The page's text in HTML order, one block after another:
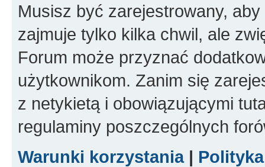
Musisz być zarejestrowany,
zajmuje tylko kilka chwil, ale
Forum może przyznać
użytkownikom. Zanim się
z netykietą i obowiązującymi
regulaminy poszczególnych
Warunki korzystania|